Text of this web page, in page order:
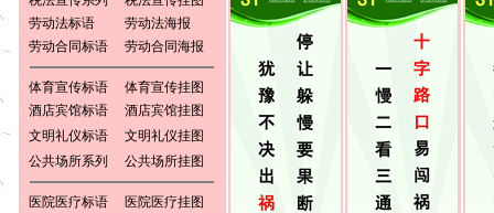
劳动法标语
劳动法海报
劳动合同标语
劳动合同海报
体育宣传标语
体育宣传挂图
酒店宾馆标语
酒店宾馆挂图
文明礼仪标语
文明礼仪挂图
公共场所系列
公共场所挂图
医院医疗标语
医院医疗挂图